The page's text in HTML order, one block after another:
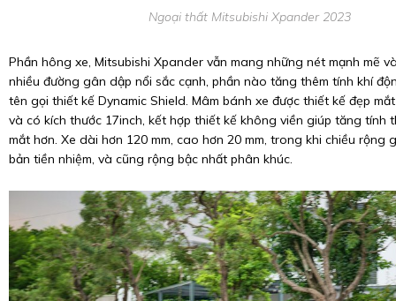
Ngoại thất Mitsubishi Xpander 2023
Phần hông xe, Mitsubishi Xpander vẫn mang những nét mạnh mẽ
nhiều đường gân dập nổi sắc cạnh, phần nào tăng thêm tính khí
tên gọi thiết kế Dynamic Shield. Mâm bánh xe được thiết kế đẹp
và có kích thước 17inch, kết hợp thiết kế không viền giúp tăng tính
mắt hơn. Xe dài hơn 120 mm, cao hơn 20 mm, trong khi chiều rộng
bản tiền nhiệm, và cũng rộng bậc nhất phân khúc.